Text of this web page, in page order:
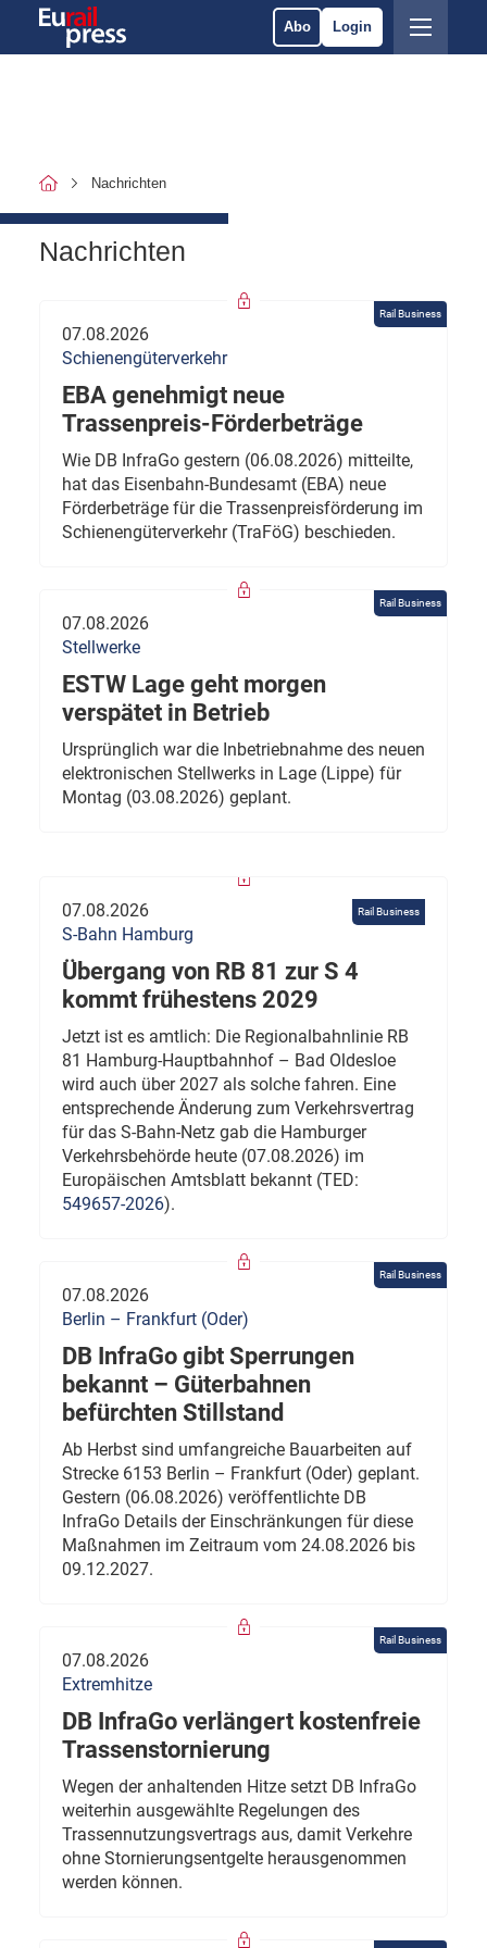
Abo Login
Nachrichten
Nachrichten
Rail Business
07.08.2026
Schienengüterverkehr
EBA genehmigt neue
Trassenpreis-Förderbeträge
Wie DB InfraGo gestern (06.08.2026) mitteilte,
hat das Eisenbahn-Bundesamt (EBA) neue
Förderbeträge für die Trassenpreisförderung im
Schienengüterverkehr (TraFöG) beschieden.
Rail Business
07.08.2026
Stellwerke
ESTW Lage geht morgen
verspätet in Betrieb
Ursprünglich war die Inbetriebnahme des neuen
elektronischen Stellwerks in Lage (Lippe) für
Montag (03.08.2026) geplant.
Rail Business
07.08.2026
S-Bahn Hamburg
Übergang von RB 81 zur S 4
kommt frühestens 2029
Jetzt ist es amtlich: Die Regionalbahnlinie RB
81 Hamburg-Hauptbahnhof – Bad Oldesloe
wird auch über 2027 als solche fahren. Eine
entsprechende Änderung zum Verkehrsvertrag
für das S-Bahn-Netz gab die Hamburger
Verkehrsbehörde heute (07.08.2026) im
Europäischen Amtsblatt bekannt (TED:
549657-2026).
Rail Business
07.08.2026
Berlin – Frankfurt (Oder)
DB InfraGo gibt Sperrungen
bekannt – Güterbahnen
befürchten Stillstand
Ab Herbst sind umfangreiche Bauarbeiten auf
Strecke 6153 Berlin – Frankfurt (Oder) geplant.
Gestern (06.08.2026) veröffentlichte DB
InfraGo Details der Einschränkungen für diese
Maßnahmen im Zeitraum vom 24.08.2026 bis
09.12.2027.
Rail Business
07.08.2026
Extremhitze
DB InfraGo verlängert kostenfreie
Trassenstornierung
Wegen der anhaltenden Hitze setzt DB InfraGo
weiterhin ausgewählte Regelungen des
Trassennutzungsvertrags aus, damit Verkehre
ohne Stornierungsentgelte herausgenommen
werden können.